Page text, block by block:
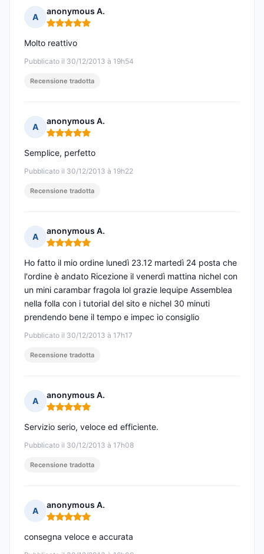
A
anonymous A.
Nota: 5 su 5
Pubblicato il 30/12/2013 à 19h54
Molto reattivo
Recensione tradotta
A
anonymous A.
Nota: 5 su 5
Pubblicato il 30/12/2013 à 19h22
Semplice, perfetto
Recensione tradotta
A
anonymous A.
Nota: 5 su 5
Pubblicato il 30/12/2013 à 17h17
Ho fatto il mio ordine lunedì 23.12 martedì 24 posta che
l'ordine è andato Ricezione il venerdì mattina nichel con
un mini carambar fragola lol grazie lequipe Assemblea
nella folla con i tutorial del sito e nichel 30 minuti
prendendo bene il tempo e impec io consiglio
Recensione tradotta
A
anonymous A.
Nota: 5 su 5
Pubblicato il 30/12/2013 à 17h08
Servizio serio, veloce ed efficiente.
Recensione tradotta
A
anonymous A.
Nota: 5 su 5
consegna veloce e accurata